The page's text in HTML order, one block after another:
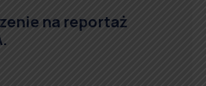
na reportaż